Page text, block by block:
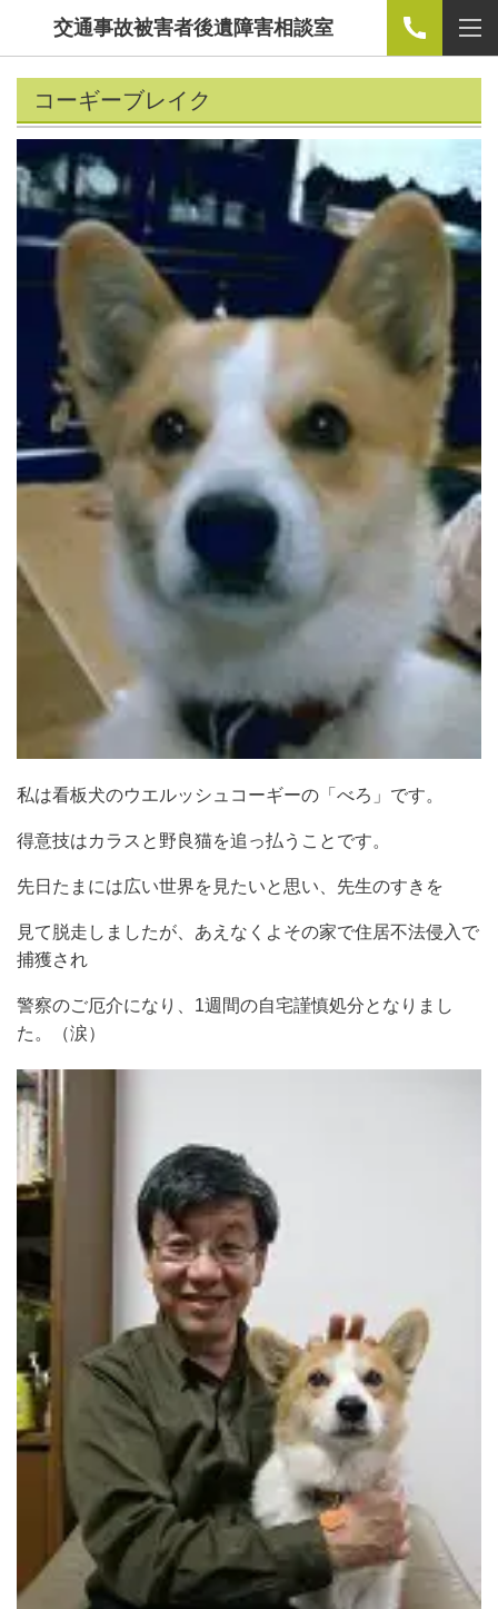
交通事故被害者後遺障害相談室
コーギーブレイク
私は看板犬のウエルッシュコーギーの「べろ」です。
得意技はカラスと野良猫を追っ払うことです。
先日たまには広い世界を見たいと思い、先生のすきを
見て脱走しましたが、あえなくよその家で住居不法侵入で
捕獲され
警察のご厄介になり、1週間の自宅謹慎処分となりまし
た。（涙）